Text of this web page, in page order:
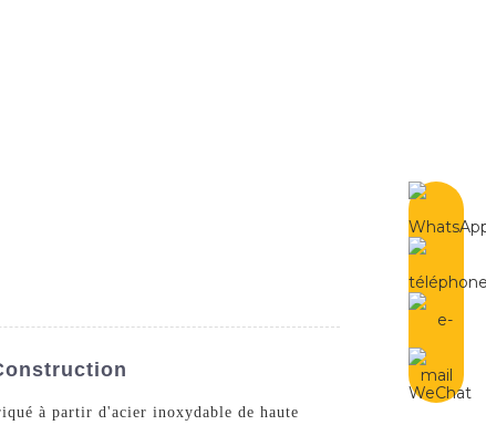
à partir d'acier inoxydable de haute